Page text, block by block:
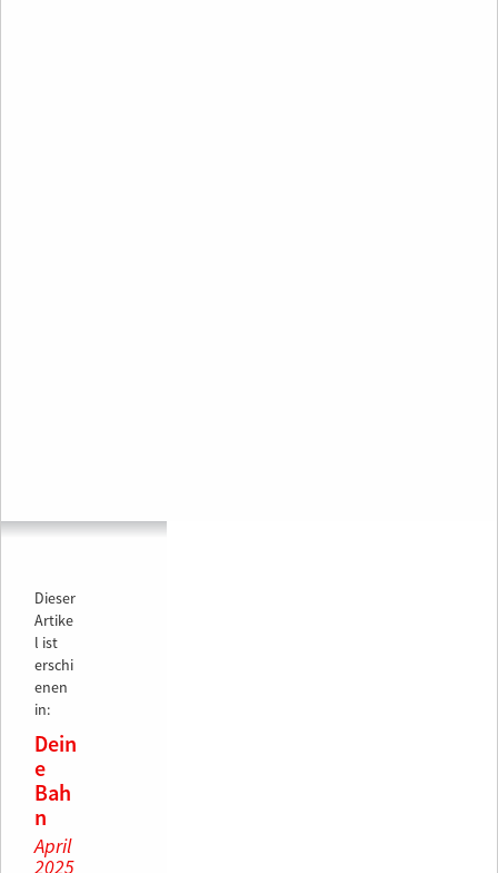
Dieser
Artike
l ist
erschi
enen
in:
Dein
e
Bah
n
April
2025